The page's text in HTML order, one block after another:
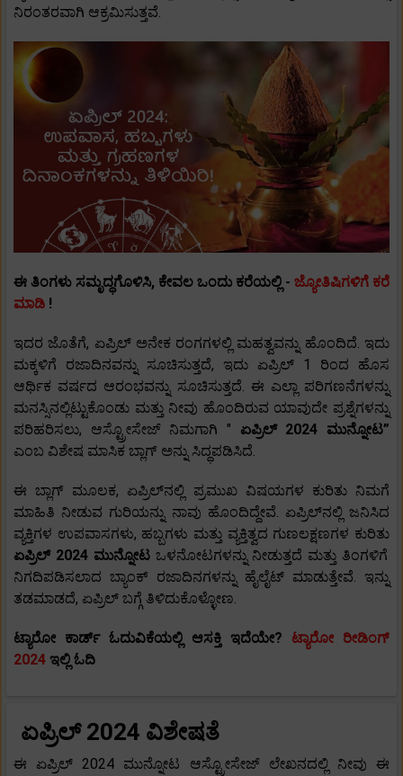
ನಿರಂತರವಾಗಿ ಆಕ್ರಮಿಸುತ್ತವೆ.
ಈ ತಿಂಗಳು ಸಮೃದ್ಧಗೊಳಿಸಿ, ಕೇವಲ ಒಂದು ಕರೆಯಲ್ಲಿ - ಜ್ಯೋತಿಷಿಗಳಿಗೆ ಕರೆ
ಮಾಡಿ !
ಇದರ ಜೊತೆಗೆ, ಏಪ್ರಿಲ್ ಅನೇಕ ರಂಗಗಳಲ್ಲಿ ಮಹತ್ವವನ್ನು ಹೊಂದಿದೆ. ಇದು
ಮಕ್ಕಳಿಗೆ ರಜಾದಿನವನ್ನು ಸೂಚಿಸುತ್ತದೆ, ಇದು ಏಪ್ರಿಲ್ 1 ರಿಂದ ಹೊಸ
ಆರ್ಥಿಕ ವರ್ಷದ ಆರಂಭವನ್ನು ಸೂಚಿಸುತ್ತದೆ. ಈ ಎಲ್ಲಾ ಪರಿಗಣನೆಗಳನ್ನು
ಮನಸ್ಸಿನಲ್ಲಿಟ್ಟುಕೊಂಡು ಮತ್ತು ನೀವು ಹೊಂದಿರುವ ಯಾವುದೇ ಪ್ರಶ್ನೆಗಳನ್ನು
ಪರಿಹರಿಸಲು, ಆಸ್ಟ್ರೋಸೇಜ್ ನಿಮಗಾಗಿ " ಏಪ್ರಿಲ್ 2024 ಮುನ್ನೋಟ”
ಎಂಬ ವಿಶೇಷ ಮಾಸಿಕ ಬ್ಲಾಗ್ ಅನ್ನು ಸಿದ್ಧಪಡಿಸಿದೆ.
ಈ ಬ್ಲಾಗ್ ಮೂಲಕ, ಏಪ್ರಿಲ್‌ನಲ್ಲಿ ಪ್ರಮುಖ ವಿಷಯಗಳ ಕುರಿತು ನಿಮಗೆ
ಮಾಹಿತಿ ನೀಡುವ ಗುರಿಯನ್ನು ನಾವು ಹೊಂದಿದ್ದೇವೆ. ಏಪ್ರಿಲ್‌ನಲ್ಲಿ ಜನಿಸಿದ
ವ್ಯಕ್ತಿಗಳ ಉಪವಾಸಗಳು, ಹಬ್ಬಗಳು ಮತ್ತು ವ್ಯಕ್ತಿತ್ವದ ಗುಣಲಕ್ಷಣಗಳ ಕುರಿತು
ಏಪ್ರಿಲ್ 2024 ಮುನ್ನೋಟ ಒಳನೋಟಗಳನ್ನು ನೀಡುತ್ತದೆ ಮತ್ತು ತಿಂಗಳಿಗೆ
ನಿಗದಿಪಡಿಸಲಾದ ಬ್ಯಾಂಕ್ ರಜಾದಿನಗಳನ್ನು ಹೈಲೈಟ್ ಮಾಡುತ್ತೇವೆ. ಇನ್ನು
ತಡಮಾಡದೆ, ಏಪ್ರಿಲ್‌ ಬಗ್ಗೆ ತಿಳಿದುಕೊಳ್ಳೋಣ.
ಟ್ಯಾರೋ ಕಾರ್ಡ್ ಓದುವಿಕೆಯಲ್ಲಿ ಆಸಕ್ತಿ ಇದೆಯೇ? ಟ್ಯಾರೋ ರೀಡಿಂಗ್
2024 ಇಲ್ಲಿ ಓದಿ
ಏಪ್ರಿಲ್ 2024 ವಿಶೇಷತೆ
ಈ ಏಪ್ರಿಲ್ 2024 ಮುನ್ನೋಟ ಆಸ್ಟ್ರೋಸೇಜ್ ಲೇಖನದಲ್ಲಿ ನೀವು ಈ